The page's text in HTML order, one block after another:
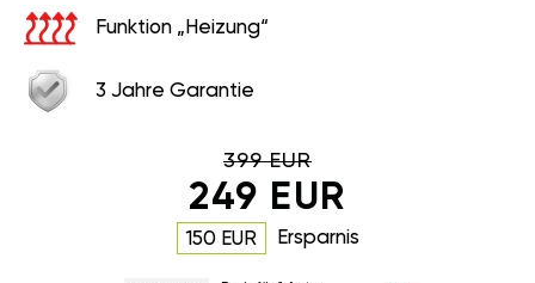
Funktion „Heizung“
3 Jahre Garantie
399 EUR
249 EUR
150 EUR Ersparnis